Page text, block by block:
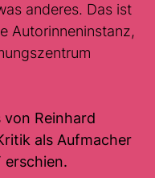
anderes. Das ist
Autorinneninstanz,
von Reinhard
als Aufmacher
erschien.